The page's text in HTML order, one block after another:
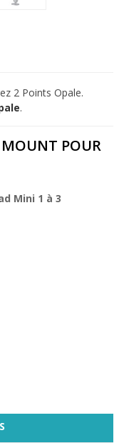
2 Points Opale.
.
MOUNT POUR
Mini 1 à 3